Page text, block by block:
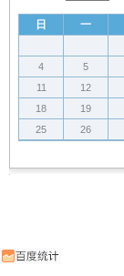
日 一
4
5
11
12
18
19
25
26